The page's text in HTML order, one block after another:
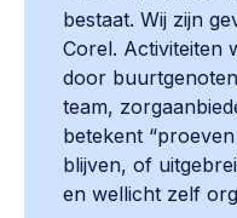
bestaat. Wij zijn
Corel. Activiteiten
door
team,
betekent
blijven, of
en wellicht zelf